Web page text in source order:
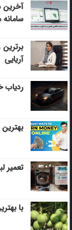
آخرین
سامانه
آریایی
ردیاب
تعمیر
با